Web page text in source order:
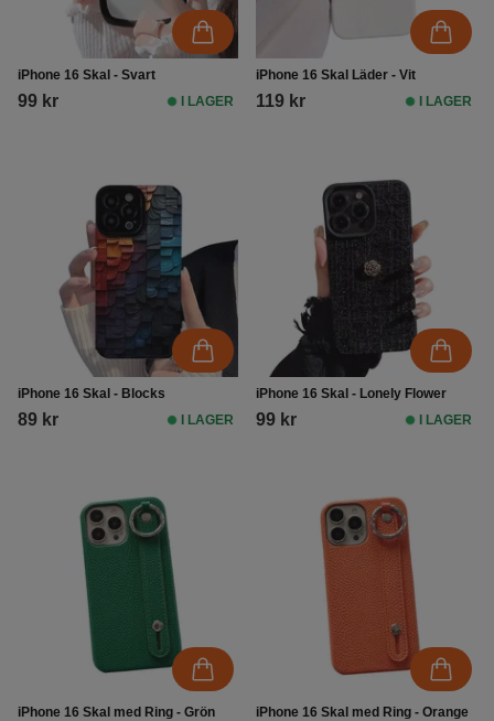
iPhone 16 Skal - Svart
99 kr I LAGER
iPhone 16 Skal Läder - Vit
119 kr I LAGER
iPhone 16 Skal - Blocks
89 kr I LAGER
iPhone 16 Skal - Lonely Flower
99 kr I LAGER
iPhone 16 Skal med Ring - Grön iPhone 16 Skal med Ring - Orange